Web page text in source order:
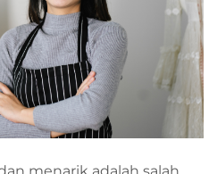
menarik adalah salah